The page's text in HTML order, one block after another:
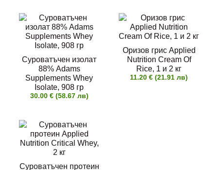
Суроватъчен изолат
88% Adams
Supplements Whey
Isolate, 908 гр
30.00 € (58.67 лв)
Оризов грис Applied
Nutrition Cream Of
Rice, 1 и 2 кг
11.20 € (21.91 лв)
Суроватъчен протеин